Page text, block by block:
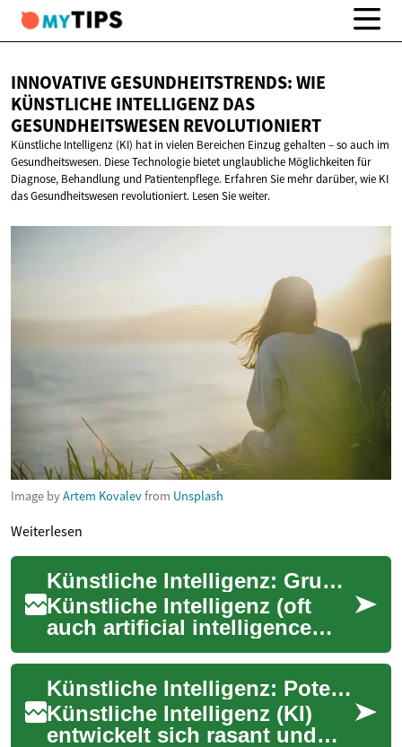
INNOVATIVE GESUNDHEITSTRENDS: WIE
KÜNSTLICHE INTELLIGENZ DAS
GESUNDHEITSWESEN REVOLUTIONIERT
Künstliche Intelligenz (KI) hat in vielen Bereichen Einzug gehalten – so auch im
Gesundheitswesen. Diese Technologie bietet unglaubliche Möglichkeiten für
Diagnose, Behandlung und Patientenpflege. Erfahren Sie mehr darüber, wie KI
das Gesundheitswesen revolutioniert. Lesen Sie weiter.
Image byArtem Kovalevfrom Unsplash
Weiterlesen
Künstliche Intelligenz: Grundlagen, Einsatzfelder und Herausforderungen
Künstliche Intelligenz (oft
auch artificial intelligence
genannt) beschreibt
Verfahren und Systeme, die
Daten analysi...
Künstliche Intelligenz: Potenziale für Unternehmen weltweit
Künstliche Intelligenz (KI)
entwickelt sich rasant und